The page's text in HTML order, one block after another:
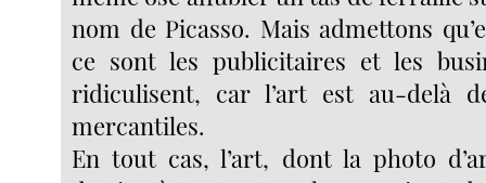
nom de Picasso. Mais admettons
ce sont les publicitaires et les
ridiculisent, car l’art est au-delà
mercantiles.
En tout cas, l’art, dont la photo